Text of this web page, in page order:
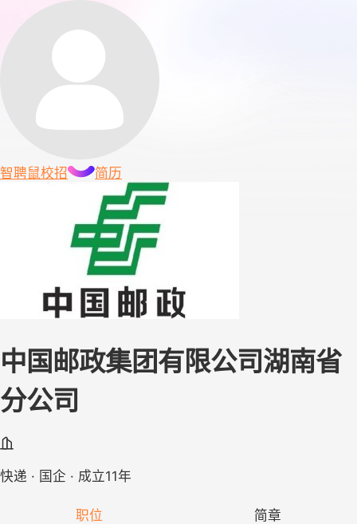
智聘鼠校招 简历
中国邮政集团有限公司湖南省
分公司
快递 · 国企 · 成立11年
职位 简章